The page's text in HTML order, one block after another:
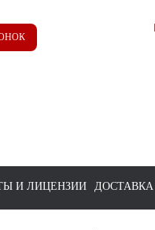
И ЛИЦЕНЗИИ